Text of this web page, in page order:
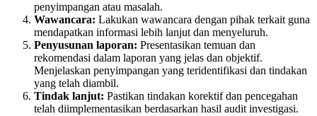
penyimpangan atau masalah.
Wawancara: Lakukan wawancara dengan pihak terkait guna
mendapatkan informasi lebih lanjut dan menyeluruh.
Penyusunan laporan: Presentasikan temuan dan
rekomendasi dalam laporan yang jelas dan objektif.
Menjelaskan penyimpangan yang teridentifikasi dan tindakan
yang telah diambil.
Tindak lanjut: Pastikan tindakan korektif dan pencegahan
telah diimplementasikan berdasarkan hasil audit investigasi.